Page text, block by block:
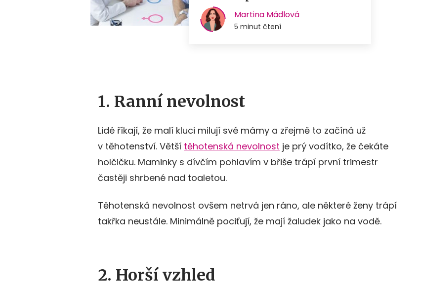
1. Ranní nevolnost
Lidé říkají, že malí kluci milují své mámy a zřejmě to začíná už
v těhotenství. Větší těhotenská nevolnost je prý vodítko, že čekáte
holčičku. Maminky s dívčím pohlavím v břiše trápí první trimestr
častěji shrbené nad toaletou.
Těhotenská nevolnost ovšem netrvá jen ráno, ale některé ženy trápí
takřka neustále. Minimálně pociťují, že mají žaludek jako na vodě.
2. Horší vzhled